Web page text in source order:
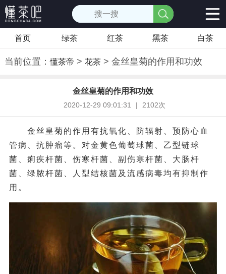
首页 绿茶 红茶 黑茶 白茶
当前位置：懂茶帝 > 花茶> 金丝皇菊的作用和功效
金丝皇菊的作用和功效
2020-12-29 09:01:31 | 2102次
金丝皇菊的作用有抗氧化、防辐射、预防心血
管病、抗肿瘤等。对金黄色葡萄球菌、乙型链球
菌、痢疾杆菌、伤寒杆菌、副伤寒杆菌、大肠杆
菌、绿脓杆菌、人型结核菌及流感病毒均有抑制作
用。